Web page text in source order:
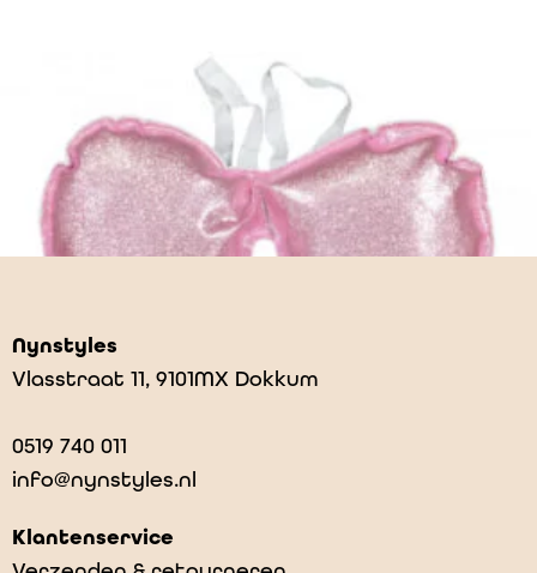
Nynstyles
Vlasstraat 11, 9101MX Dokkum
0519 740 011
info@nynstyles.nl
Klantenservice